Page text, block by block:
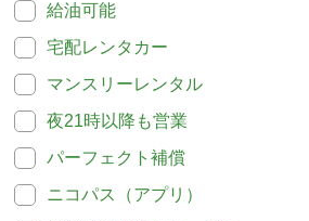
給油可能
宅配レンタカー
マンスリーレンタル
夜21時以降も営業
パーフェクト補償
ニコパス（アプリ）